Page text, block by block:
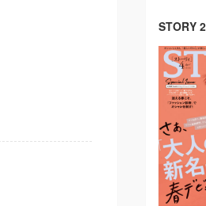
STORY